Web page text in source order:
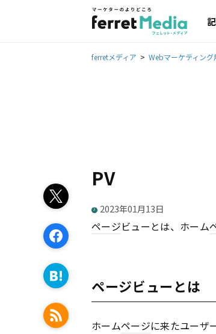
ferretメディア Webマーケティング
PV
2023年01月13日
ページビューとは、ホーム
ページビューとは
ホームページに来たユーザ